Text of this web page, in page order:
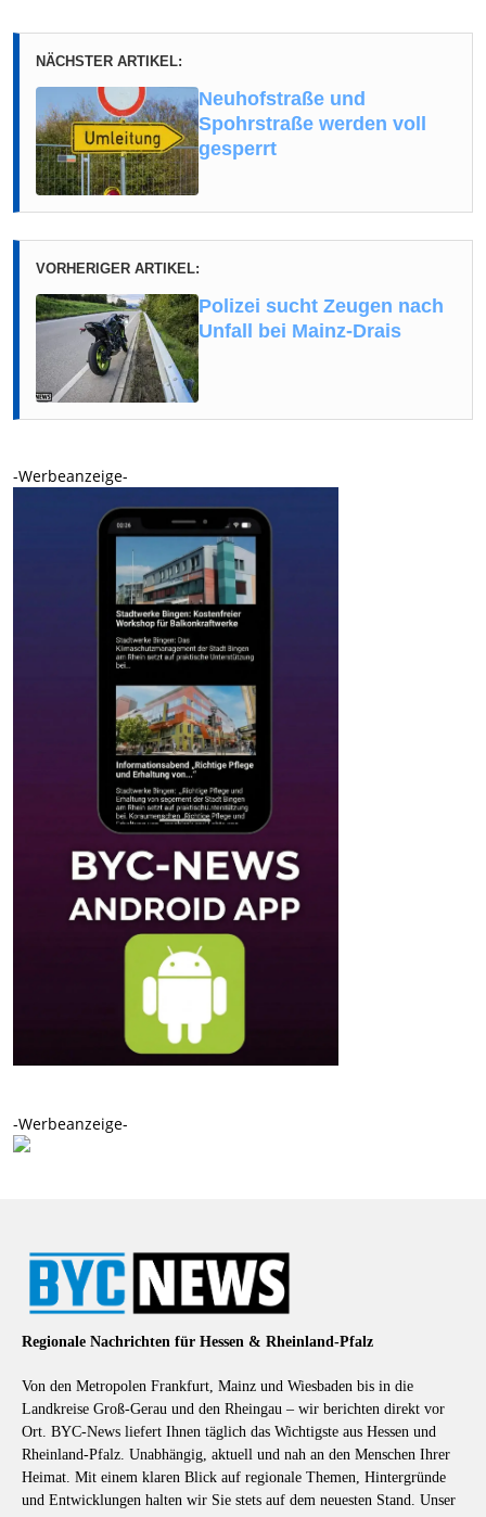
NÄCHSTER ARTIKEL:
Neuhofstraße und
Spohrstraße werden voll
gesperrt
VORHERIGER ARTIKEL:
Polizei sucht Zeugen nach
Unfall bei Mainz-Drais
-Werbeanzeige-
-Werbeanzeige-
Regionale Nachrichten für Hessen & Rheinland-Pfalz
Von den Metropolen Frankfurt, Mainz und Wiesbaden bis in die
Landkreise Groß-Gerau und den Rheingau – wir berichten direkt vor
Ort. BYC-News liefert Ihnen täglich das Wichtigste aus Hessen und
Rheinland-Pfalz. Unabhängig, aktuell und nah an den Menschen Ihrer
Heimat. Mit einem klaren Blick auf regionale Themen, Hintergründe
und Entwicklungen halten wir Sie stets auf dem neuesten Stand. Unser